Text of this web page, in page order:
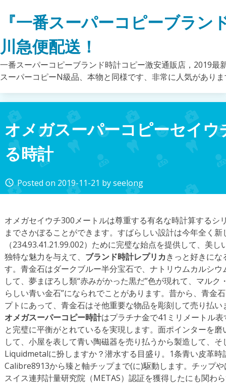
『一番スーパーコピーブラ
川急便配送！
一番スーパーコピーブランド時計コピー激安通販店，2019
スーパーコピーN級品、本物と同様です、非常に人気があり
オメガスーパーコピーセイウ
る時計
access_time Posted on 2019-11-21 byseelong
オメガセイウチ300メートルは尊重する有名な時計算するシ
までさかぼることができます。すばらしい設計は今年全く
（234.93.41.21.99.002）ために完璧な始点を提供して、美
独特な魅力を与えて、 ブランド時計レプリカきっと好きに
す。青金石はダークブルー半分宝石で、ナトリウムカルシ
して、夢まぼろし類“赤みがかった黒だ”色が現れて、マル
らしい青い金石”になられでことがあります。昔から、青金
プトにあって、青金石はそ他重要な物品を彫刻して売り払い
オメガスーパーコピー時計はプラチナ金で41ミリメートル
と完璧に平衡がとれているを実現します。面ポインターを
して、小屋を表して青い陶磁器を売り払うから製造して、
Liquidmetalに扮しますか？潜水する目盛り。1条青い皮革
Calibre8913から臻と軸チップまで(に)駆動します。チップ
スイス連邦計量研究院（METAS）認証を獲得したにも関わ